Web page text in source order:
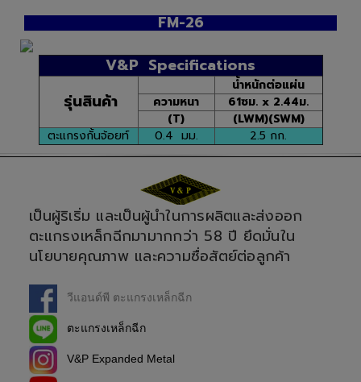
FM-26
V&P Specifications
รุ่นสินค้า
น้ำหนักต่อแผ่น
ความหนา
61ซม. x 2.44ม.
(T)
(LWM)(SWM)
ตะแกรงกั้นจ้อยท์
0.4 มม. 2.5 กก.
เป็นผู้ริเริ่ม และเป็นผู้นำในการผลิตและส่งออก
ตะแกรงเหล็กฉีกมามากกว่า 58 ปี ยึดมั่นใน
นโยบายคุณภาพ และความซื่อสัตย์ต่อลูกค้า
วีแอนด์พี ตะแกรงเหล็กฉีก
ตะแกรงเหล็กฉีก
V&P Expanded Metal